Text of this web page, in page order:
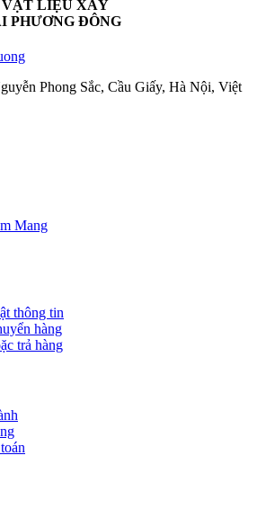
VẬT LIỆU XÂY
PHƯƠNG ĐÔNG
Phong Sắc, Cầu Giấy, Hà Nội, Việt
thông tin
hàng
trả hàng